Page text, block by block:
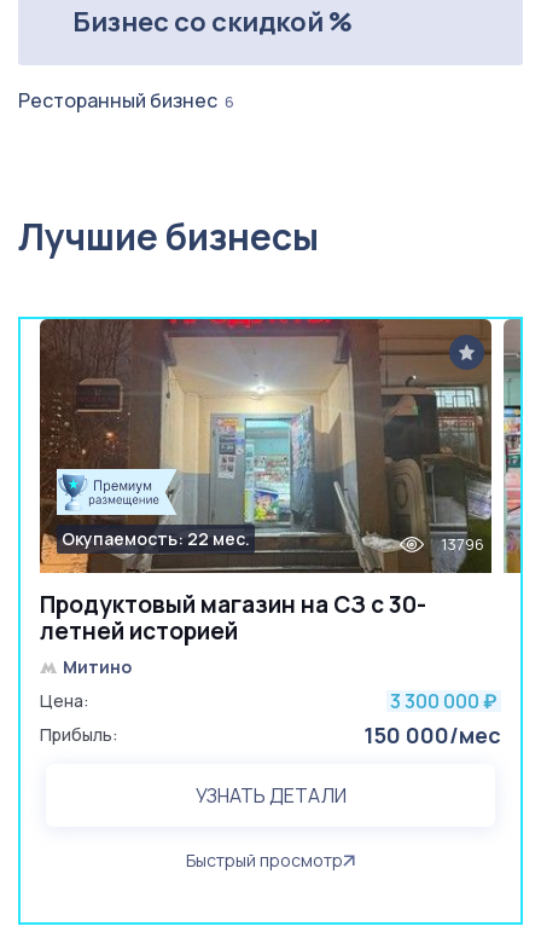
Бизнес со скидкой %
Ресторанный бизнес 6
Лучшие бизнесы
Продуктовый магазин на СЗ с 30-
летней историей
Окупаемость: 22 мес. 13796
Митино
Цена:
3 300 000 ₽
Прибыль: 150 000/мес
УЗНАТЬ ДЕТАЛИ
Быстрый просмотр